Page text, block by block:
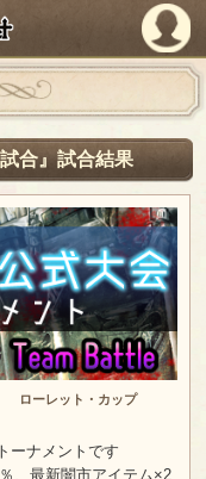
PandoraPartyProject
合』試合結果
ローレット・カップ
ーナメントです
、最新闇市アイテム×2